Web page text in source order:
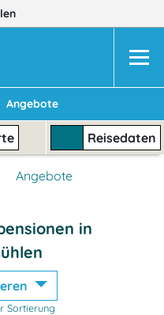
Angebote
Reisedaten
Angebote
in
Sortierung